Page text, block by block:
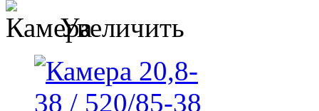
Увеличить